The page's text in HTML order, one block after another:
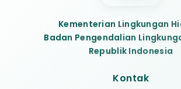
Kementerian Lingkungan
Badan Pengendalian
Republik Indonesia
Kontak